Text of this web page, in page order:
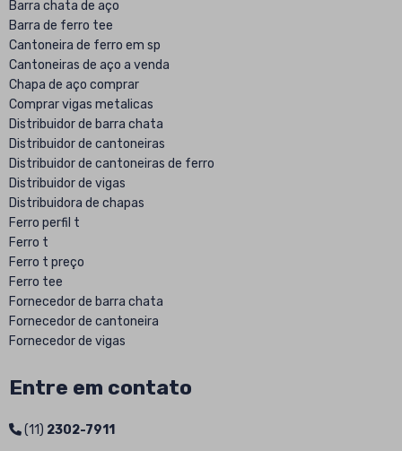
Barra chata de aço
Barra de ferro tee
Cantoneira de ferro em sp
Cantoneiras de aço a venda
Chapa de aço comprar
Comprar vigas metalicas
Distribuidor de barra chata
Distribuidor de cantoneiras
Distribuidor de cantoneiras de ferro
Distribuidor de vigas
Distribuidora de chapas
Ferro perfil t
Ferro t
Ferro t preço
Ferro tee
Fornecedor de barra chata
Fornecedor de cantoneira
Fornecedor de vigas
Fornecedores de vigas metalicas
Perfil estrutural soldado
Perfil soldado sao paulo
Entre em contato
(11) 2302-7911